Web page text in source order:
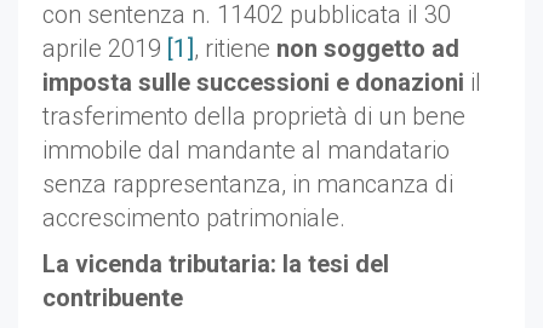
con sentenza n. 11402 pubblicata il 30
aprile 2019 [1], ritiene non soggetto ad
imposta sulle successioni e donazioni il
trasferimento della proprietà di un bene
immobile dal mandante al mandatario
senza rappresentanza, in mancanza di
accrescimento patrimoniale.
La vicenda tributaria: la tesi del
contribuente